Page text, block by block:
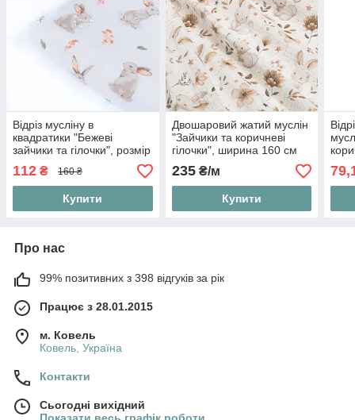
Відріз мусліну в
квадратики "Бежеві
зайчики та гілочки", розмір
112 ₴ 160 ₴
Купити
Двошаровий жатий муслін
"Зайчики та коричневі
гілочки", ширина 160 см
235₴/м
Купити
Про нас
99% позитивних з 398 відгуків за рік
Працює з 28.01.2015
м. Ковель
Ковель, Україна
Контакти
Сьогодні вихідний